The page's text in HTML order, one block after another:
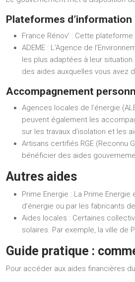
Plateformes d’information
France Rénov’ : Cette plateforme
ADEME : L’Agence de
les plus adaptées à leur
des aides auxquelles vous avez
Accompagnement
Agences locales de l’énergie
peuvent également les
sur les travaux d’isolation et les
Artisans certifiés RGE (Reconnu
bénéficier des aides
Autres aides
Prime Energie : La Prime
d’énergie ou par les fabricants
Aides locales : Certaines
solaires. Par exemple, la ville de
Guide pratique :
Pour accéder aux aides financières